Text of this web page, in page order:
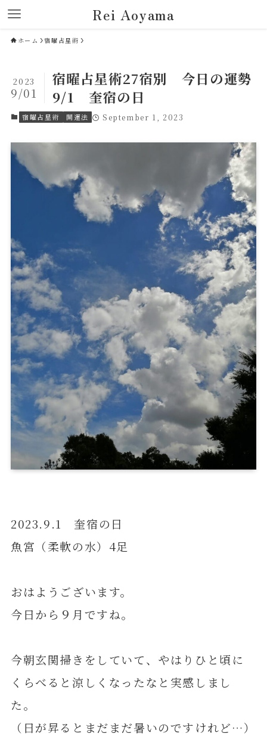
Rei Aoyama
ホーム 宿曜占星術
宿曜占星術27宿別 今日の運勢
9/1 奎宿の日
2023
9/01
宿曜占星術 開運法 September 1, 2023
2023.9.1 奎宿の日
魚宮（柔軟の水）4足
おはようございます。
今日から９月ですね。
今朝玄関掃きをしていて、やはりひと頃に
くらべると涼しくなったなと実感しまし
た。
（日が昇るとまだまだ暑いのですけれど…）